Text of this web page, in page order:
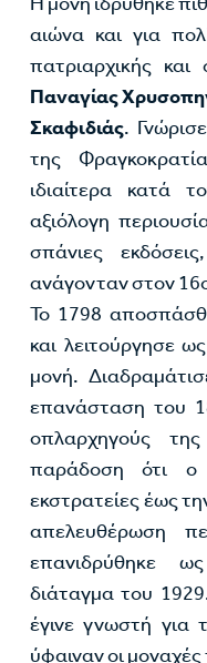
αιώνα και για
πατριαρχικής και
Παναγίας
Σκαφιδιάς.
της
ιδιαίτερα κατά
αξιόλογη
σπάνιες
ανάγονταν στον
Το 1798
και λειτούργησε
μονή.
επανάσταση του
οπλαρχηγούς
παράδοση ότι ο
εκστρατείες έως
απελευθέρωση
επανιδρύθηκε
διάταγμα του
έγινε γνωστή για
ύφαιναν οι